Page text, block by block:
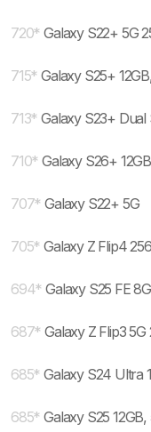
720* Galaxy S22+ 5G
715* Galaxy S25+
713* Galaxy S23+ Dual
710* Galaxy S26+
707* Galaxy S22+ 5G
705* Galaxy Z Flip4
694* Galaxy S25 FE
687* Galaxy Z Flip3 5G
685* Galaxy S24 Ultra
685* Galaxy S25